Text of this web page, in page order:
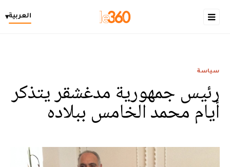
العربية▾
سياسة
رئيس جمهورية مدغشقر يتذكر
أيام محمد الخامس ببلاده